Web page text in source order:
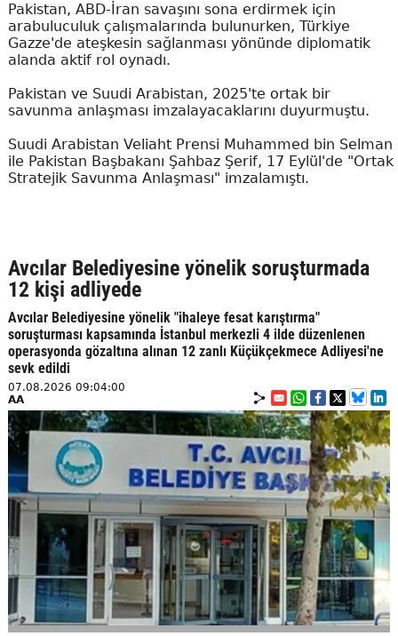
Pakistan, ABD-İran savaşını sona erdirmek için
arabuluculuk çalışmalarında bulunurken, Türkiye
Gazze'de ateşkesin sağlanması yönünde diplomatik
alanda aktif rol oynadı.
Pakistan ve Suudi Arabistan, 2025'te ortak bir
savunma anlaşması imzalayacaklarını duyurmuştu.
Suudi Arabistan Veliaht Prensi Muhammed bin Selman
ile Pakistan Başbakanı Şahbaz Şerif, 17 Eylül'de "Ortak
Stratejik Savunma Anlaşması" imzalamıştı.
Avcılar Belediyesine yönelik soruşturmada
12 kişi adliyede
Avcılar Belediyesine yönelik "ihaleye fesat karıştırma"
soruşturması kapsamında İstanbul merkezli 4 ilde düzenlenen
operasyonda gözaltına alınan 12 zanlı Küçükçekmece Adliyesi'ne
sevk edildi
07.08.2026 09:04:00
AA